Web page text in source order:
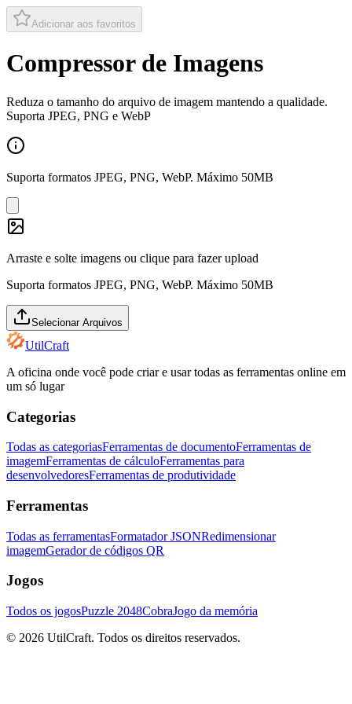
Adicionar aos favoritos
Compressor de Imagens
Reduza o tamanho do arquivo de imagem mantendo a qualidade.
Suporta JPEG, PNG e WebP
Suporta formatos JPEG, PNG, WebP. Máximo 50MB
Arraste e solte imagens ou clique para fazer upload
Suporta formatos JPEG, PNG, WebP. Máximo 50MB
Selecionar Arquivos
UtilCraft
A oficina onde você pode criar e usar todas as ferramentas online em
um só lugar
Categorias
Todas as categoriasFerramentas de documentoFerramentas de
imagemFerramentas de cálculoFerramentas para
desenvolvedoresFerramentas de produtividade
Ferramentas
Todas as ferramentasFormatador JSONRedimensionar
imagemGerador de códigos QR
Jogos
Todos os jogosPuzzle 2048CobraJogo da memória
© 2026 UtilCraft. Todos os direitos reservados.